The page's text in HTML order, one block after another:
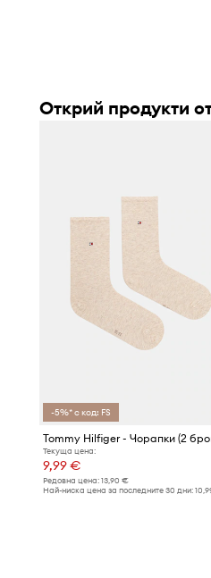
Открий продукти
-5%* с код: FS
Tommy Hilfiger - Чорапки (2
Текуща цена:
9,99 €
Редовна цена: 13,90 €
Най-ниска цена за последните 30 дни: